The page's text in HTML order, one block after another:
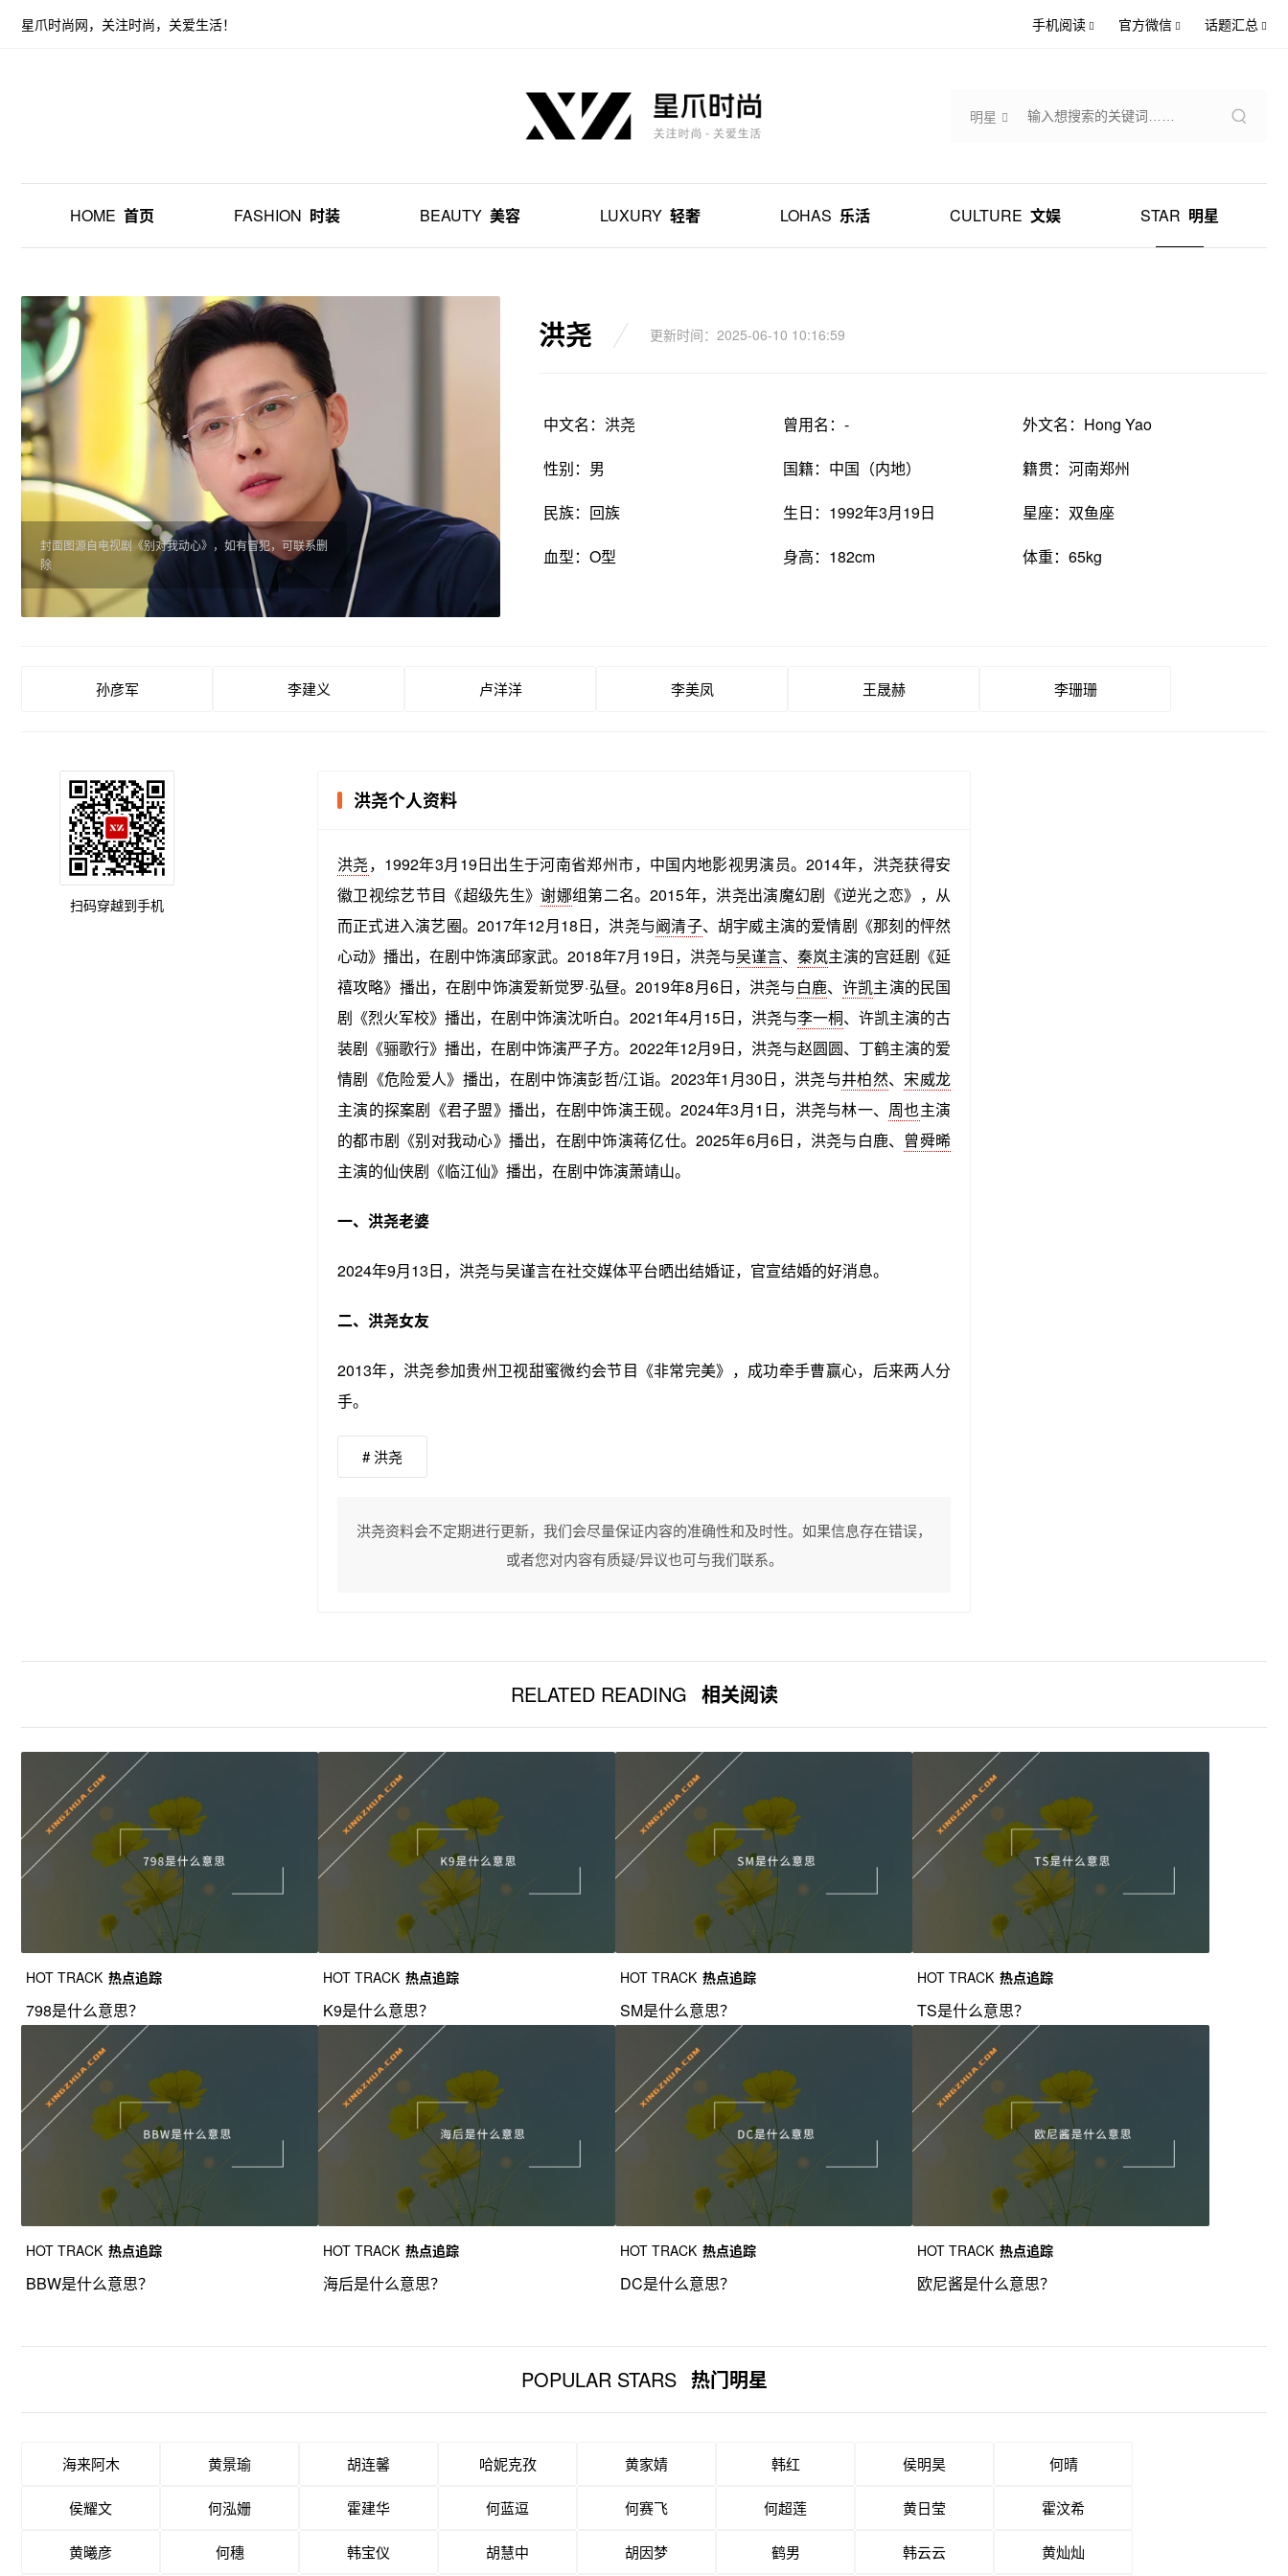
星爪时尚网，关注时尚，关爱生活！ 手机阅读 官方微信 话题汇总
明星
HOME 首页 FASHION 时装 BEAUTY 美容 LUXURY 轻奢 LOHAS 乐活 CULTURE 文娱 STAR 明星
封面图源自电视剧《别对我动心》，如有冒犯，可联系删
除
洪尧 更新时间：2025-06-10 10:16:59
中文名：洪尧 曾用名：-
外文名：Hong Yao
性别：男
国籍：中国（内地）
籍贯：河南郑州
民族：回族
生日：1992年3月19日
星座：双鱼座
血型：O型
身高：182cm 体重：65kg
孙彦军 李建义 卢洋洋 李美凤 王晟赫 李珊珊
洪尧个人资料
洪尧，1992年3月19日出生于河南省郑州市，中国内地影视男演员。2014年，洪尧获得安
徽卫视综艺节目《超级先生》谢娜组第二名。2015年，洪尧出演魔幻剧《逆光之恋》，从
而正式进入演艺圈。2017年12月18日，洪尧与阚清子、胡宇威主演的爱情剧《那刻的怦然
心动》播出，在剧中饰演邱家武。2018年7月19日，洪尧与吴谨言、 秦岚主演的宫廷剧《延
禧攻略》播出，在剧中饰演爱新觉罗·弘昼。2019年8月6日，洪尧与白鹿、许凯主演的民国
剧《烈火军校》播出，在剧中饰演沈听白。2021年4月15日，洪尧与李一桐、许凯主演的古
装剧《骊歌行》播出，在剧中饰演严子方。2022年12月9日，洪尧与赵圆圆、丁鹤主演的爱
情剧《危险爱人》播出，在剧中饰演彭哲/江诣。2023年1月30日，洪尧与井柏然、 宋威龙
主演的探案剧《君子盟》播出，在剧中饰演王砚。2024年3月1日，洪尧与林一、 周也主演
的都市剧《别对我动心》播出，在剧中饰演蒋亿仕。2025年6月6日，洪尧与白鹿、 曾舜晞
主演的仙侠剧《临江仙》播出，在剧中饰演萧靖山。
一、洪尧老婆
2024年9月13日，洪尧与吴谨言在社交媒体平台晒出结婚证，官宣结婚的好消息。
二、洪尧女友
2013年，洪尧参加贵州卫视甜蜜微约会节目《非常完美》，成功牵手曹赢心，后来两人分
手。
# 洪尧
洪尧资料会不定期进行更新，我们会尽量保证内容的准确性和及时性。如果信息存在错误，
或者您对内容有质疑/异议也可与我们联系。
扫码穿越到手机
RELATED READING 相关阅读
HOT TRACK 热点追踪
798是什么意思？
HOT TRACK 热点追踪
K9是什么意思？
HOT TRACK 热点追踪
SM是什么意思？
HOT TRACK 热点追踪
TS是什么意思？
HOT TRACK 热点追踪
BBW是什么意思？
HOT TRACK 热点追踪
海后是什么意思？
HOT TRACK 热点追踪
DC是什么意思？
HOT TRACK 热点追踪
欧尼酱是什么意思？
POPULAR STARS 热门明星
海来阿木 黄景瑜 胡连馨 哈妮克孜 黄家婧 韩红 侯明昊 何晴
侯耀文 何泓姗 霍建华 何蓝逗 何赛飞 何超莲 黄日莹 霍汶希
黄曦彦 何穗 韩宝仪 胡慧中 胡因梦 鹤男 韩云云 黄灿灿